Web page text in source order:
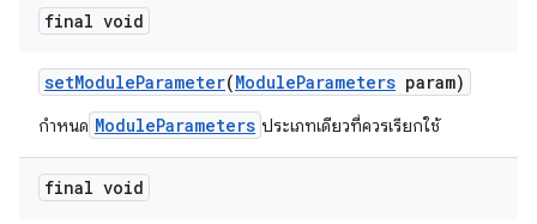
final void
setModuleParameter(ModuleParameters param)
กำหนด ModuleParameters ประเภทเดียวที่ควรเรียกใช้
final void